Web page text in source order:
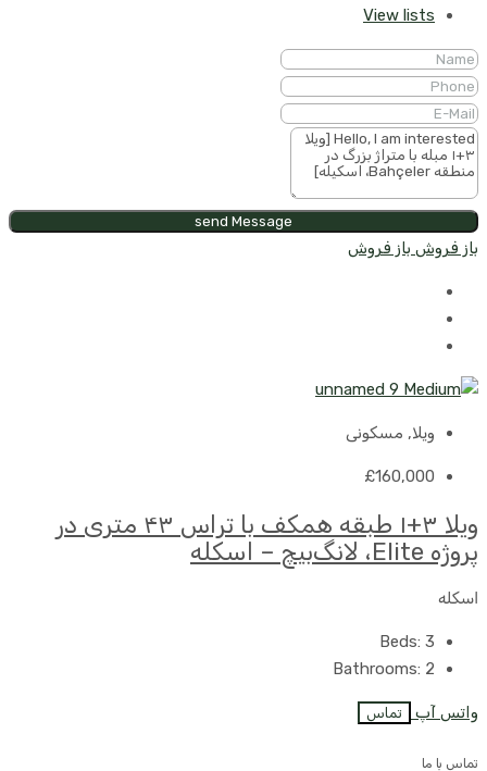
View lists
send Message
باز فروش باز فروش
ویلا, مسکونی
£160,000
ویلا ۳+۱ طبقه همکف با تراس ۴۳ متری در
پروژه Elite، لانگ‌بیچ – اسکله
اسکله
Beds: 3
Bathrooms: 2
واتس آپ تماس
تماس با ما